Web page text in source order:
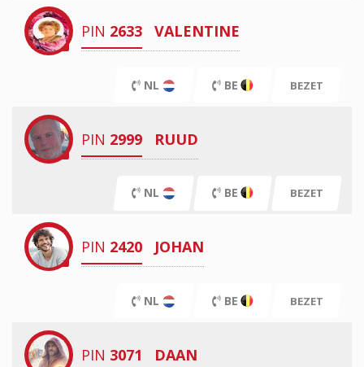
PIN 2633 VALENTINE
NL BE BEZET
PIN 2999 RUUD
NL BE BEZET
PIN 2420 JOHAN
NL BE BEZET
PIN 3071 DAAN